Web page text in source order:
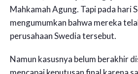
Mahkamah Agung. Tapi pada hari
mengumumkan bahwa mereka
perusahaan Swedia tersebut.
Namun kasusnya belum berakhir